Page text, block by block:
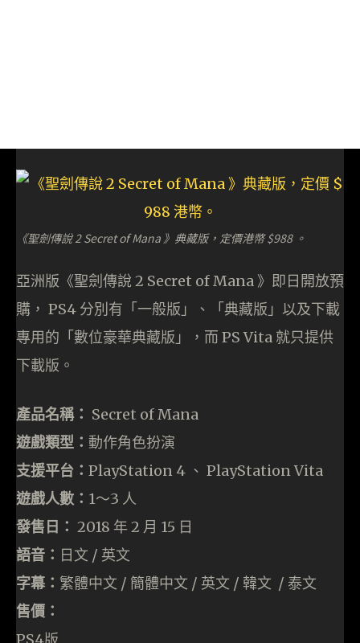
《聖劍傳說 2 Secret of Mana 》典藏版，定價港幣 $988 。
亞洲版《聖劍傳說 2 Secret of Mana 》即日開放預
購， PS4 分別有「一般版」、「典藏版」以及下載
專用的「數位豪華典藏版」，而 PS Vita 就只提供
下載版。
產品名稱： Secret of Mana
遊戲類型： 動作角色扮演
支援平台： PlayStation 4 、 PlayStation Vita
遊戲人數： 1～3 人
發售日： 2018 年 2 月 15 日
語音： 日文 ∕ 英文
字幕： 繁體中文 ∕ 簡體中文 ∕ 英文 ∕ 韓文 ∕ 泰文
售價：